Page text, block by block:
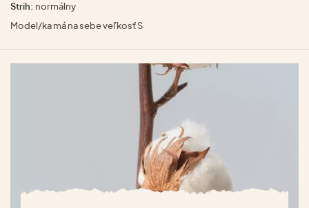
Strih: normálny
Model/ka má na sebe veľkosť S